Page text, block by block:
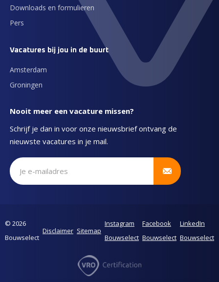
Downloads en formulieren
Pers
Vacatures bij jou in de buurt
Amsterdam
Groningen
Nooit meer een vacature missen?
Schrijf je dan in voor onze nieuwsbrief ontvang de
nieuwste vacatures in je mail.
Schrijf je in voor onze nieuwsbrief
© 2026
Bouwselect
Disclaimer Sitemap
Instagram
Bouwselect
Facebook
Bouwselect
LinkedIn
Bouwselect